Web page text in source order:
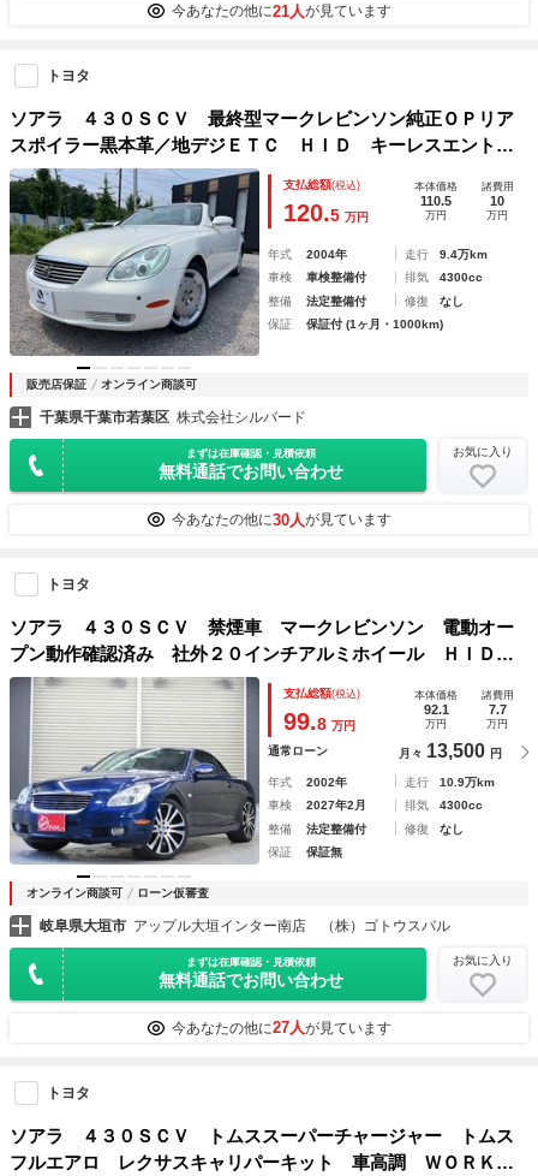
今あなたの他に21人が見ています
トヨタ
ソアラ ４３０ＳＣＶ 最終型マークレビンソン純正ＯＰリア
スポイラー黒本革／地デジＥＴＣ ＨＩＤ キーレスエントリ
ー 電動格納ミラー シートヒーター アルミホイール パワ
ーシート 盗難防止システム 衝突安全ボディ
支払総額(税込)
120.5 万円
本体価格
110.5
万円
諸費用
10
万円
年式 2004年 走行
9.4万km
車検
車検整備付 排気
4300cc
整備
法定整備付 修復
なし
保証
保証付 (1ヶ月・1000km)
販売店保証 オンライン商談可
千葉県千葉市若葉区 株式会社シルバード
まずは在庫確認・見積依頼
無料通話でお問い合わせ
お気に入り
今あなたの他に30人が見ています
トヨタ
ソアラ ４３０ＳＣＶ 禁煙車 マークレビンソン 電動オー
プン動作確認済み 社外２０インチアルミホイール ＨＩＤヘ
ッドライト 革シート クルーズコントロール 社外ＳＤナ
ビ フルセグＴＶ バックカメラ ＥＴＣ シートヒーター
支払総額(税込)
99.8 万円
本体価格
92.1
万円
諸費用
7.7
万円
通常ローン 月々 13,500 円
年式 2002年 走行
10.9万km
車検
2027年2月 排気
4300cc
整備
法定整備付 修復
なし
保証
保証無
オンライン商談可 ローン仮審査
岐阜県大垣市 アップル大垣インター南店 （株）ゴトウスバル
まずは在庫確認・見積依頼
無料通話でお問い合わせ
お気に入り
今あなたの他に27人が見ています
トヨタ
ソアラ ４３０ＳＣＶ トムススーパーチャージャー トムス
フルエアロ レクサスキャリパーキット 車高調 ＷＯＲＫグ